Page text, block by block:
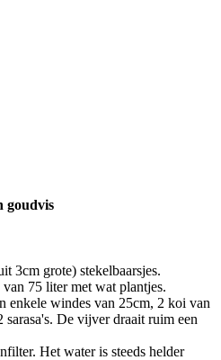
goudvis
3cm grote) stekelbaarsjes.
75 liter met wat plantjes.
enkele windes van 25cm, 2 koi van
sarasa's. De vijver draait ruim een
Het water is steeds helder